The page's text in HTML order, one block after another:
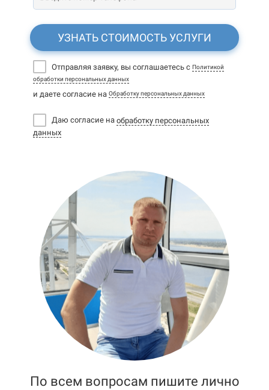
УЗНАТЬ СТОИМОСТЬ УСЛУГИ
Отправляя заявку, вы соглашаетесь с Политикой
обработки персональных данных
и даете согласие на Обработку персональных данных
Даю согласие на обработку персональных
данных
По всем вопросам пишите лично